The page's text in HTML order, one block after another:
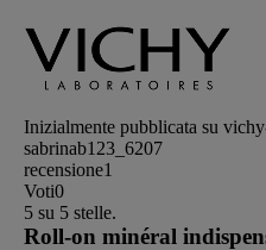
Inizialmente pubblicata su
sabrinab123_6207
recensione1
Voti0
5 su 5 stelle.
Roll-on minéral